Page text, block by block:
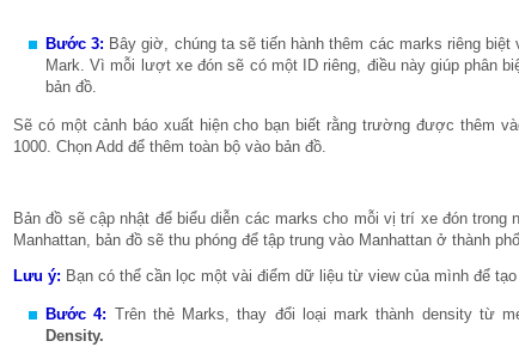
Bước 3: Bây giờ, chúng ta sẽ tiến hành thêm các marks riêng
Mark. Vì mỗi lượt xe đón sẽ có một ID riêng, điều này giúp phân
bản đồ.
Sẽ có một cảnh báo xuất hiện cho bạn biết rằng trường được thêm
1000. Chọn Add để thêm toàn bộ vào bản đồ.
Bản đồ sẽ cập nhật để biểu diễn các marks cho mỗi vị trí xe đón
Manhattan, bản đồ sẽ thu phóng để tập trung vào Manhattan ở thành
Lưu ý: Bạn có thể cần lọc một vài điểm dữ liệu từ view của mình để
Bước 4: Trên thẻ Marks, thay đổi loại mark thành density từ
Density.